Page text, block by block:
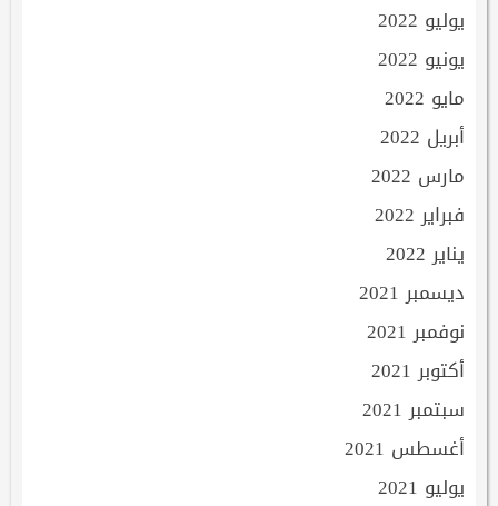
يوليو 2022
يونيو 2022
مايو 2022
أبريل 2022
مارس 2022
فبراير 2022
يناير 2022
ديسمبر 2021
نوفمبر 2021
أكتوبر 2021
سبتمبر 2021
أغسطس 2021
يوليو 2021